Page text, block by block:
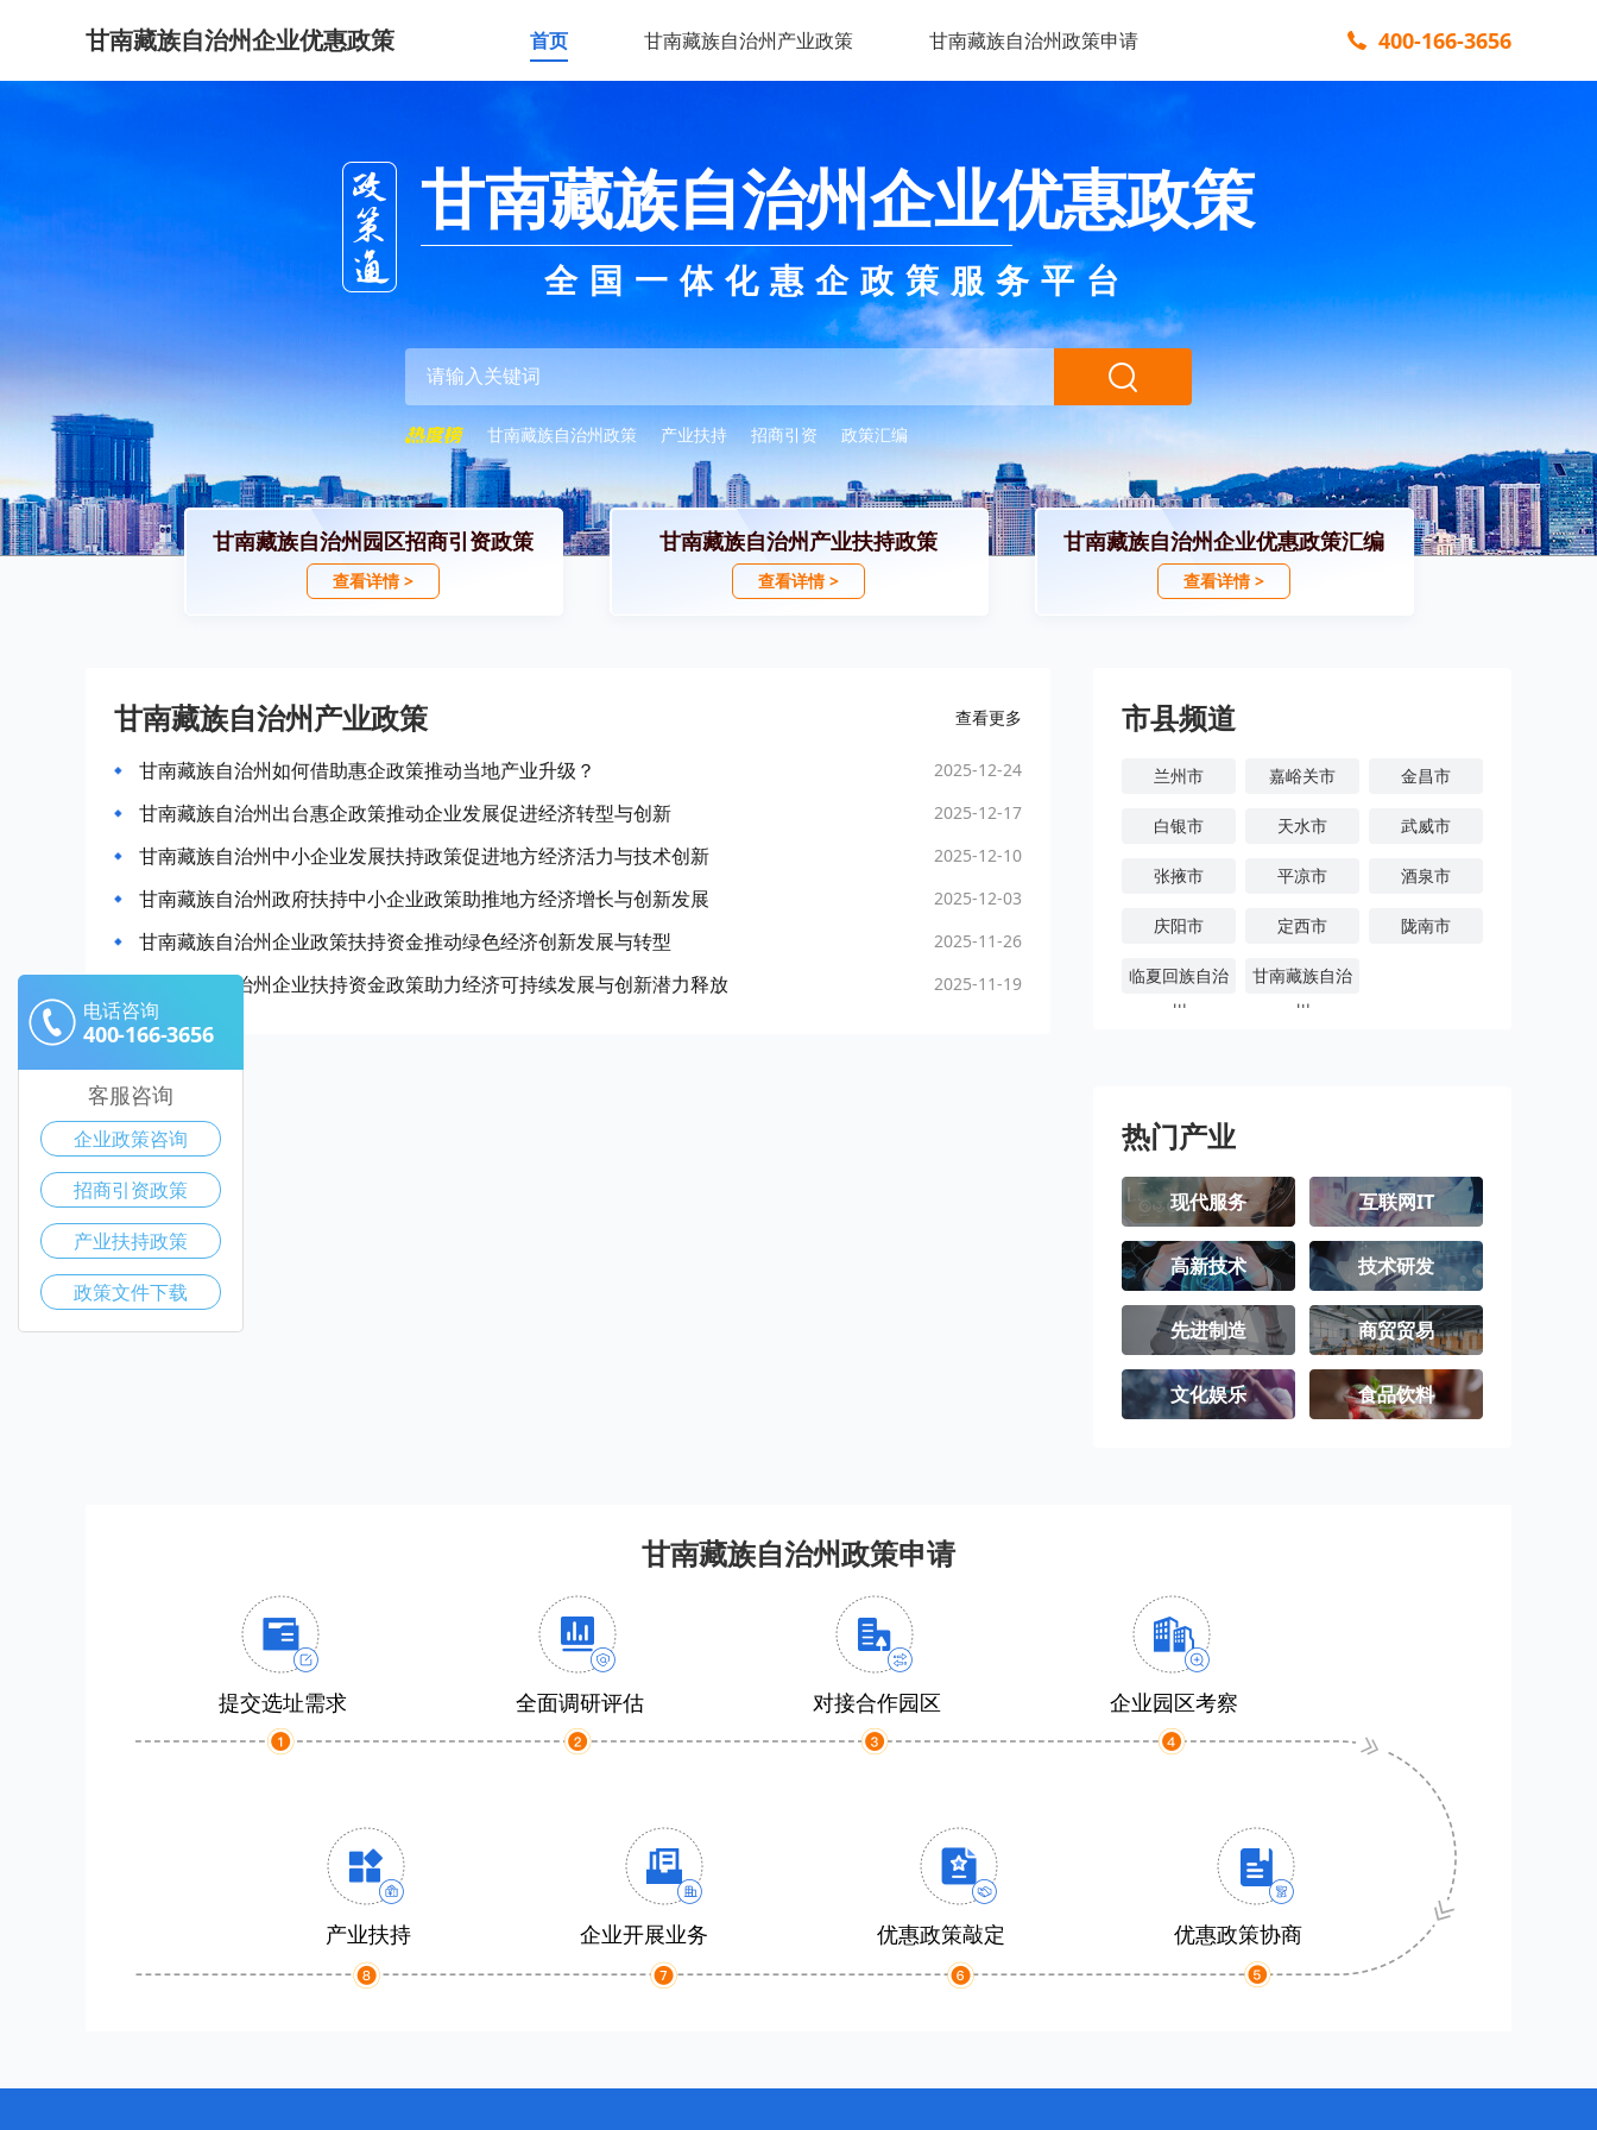
甘南藏族自治州企业优惠政策 首页 甘南藏族自治州产业政策 甘南藏族自治州政策申请 400-166-3656
甘南藏族自治州企业优惠政策
全国一体化惠企政策服务平台
甘南藏族自治州政策 产业扶持 招商引资 政策汇编
甘南藏族自治州园区招商引资政策
查看详情 >
甘南藏族自治州产业扶持政策
查看详情 >
甘南藏族自治州企业优惠政策汇编
查看详情 >
甘南藏族自治州产业政策 查看更多
甘南藏族自治州如何借助惠企政策推动当地产业升级？ 2025-12-24
甘南藏族自治州出台惠企政策推动企业发展促进经济转型与创新 2025-12-17
甘南藏族自治州中小企业发展扶持政策促进地方经济活力与技术创新 2025-12-10
甘南藏族自治州政府扶持中小企业政策助推地方经济增长与创新发展 2025-12-03
甘南藏族自治州企业政策扶持资金推动绿色经济创新发展与转型 2025-11-26
甘南藏族自治州企业扶持资金政策助力经济可持续发展与创新潜力释放 2025-11-19
市县频道
兰州市 嘉峪关市 金昌市
白银市 天水市 武威市
张掖市 平凉市 酒泉市
庆阳市 定西市 陇南市
临夏回族自治
州
甘南藏族自治
州
热门产业
现代服务 互联网IT
高新技术 技术研发
先进制造 商贸贸易
文化娱乐 食品饮料
甘南藏族自治州政策申请
提交选址需求 全面调研评估 对接合作园区 企业园区考察
产业扶持 企业开展业务 优惠政策敲定 优惠政策协商
电话咨询
400-166-3656
客服咨询
企业政策咨询
招商引资政策
产业扶持政策
政策文件下载